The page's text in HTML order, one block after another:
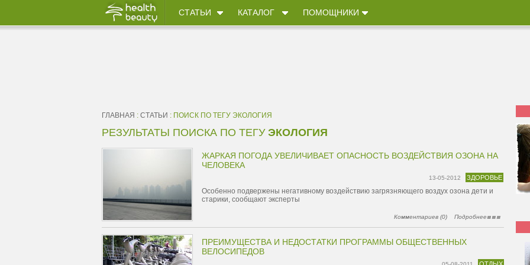
СТАТЬИ КАТАЛОГ ПОМОЩНИКИ
ГЛАВНАЯ : СТАТЬИ : ПОИСК ПО ТЕГУ ЭКОЛОГИЯ
РЕЗУЛЬТАТЫ ПОИСКА ПО ТЕГУ ЭКОЛОГИЯ
ЖАРКАЯ ПОГОДА УВЕЛИЧИВАЕТ ОПАСНОСТЬ ВОЗДЕЙСТВИЯ ОЗОНА НА
ЧЕЛОВЕКА
ЗДОРОВЬЕ
13-05-2012
Особенно подвержены негативному воздействию загрязняющего воздух озона дети и
старики, сообщают эксперты
Комментариев (0) Подробнее
ПРЕИМУЩЕСТВА И НЕДОСТАТКИ ПРОГРАММЫ ОБЩЕСТВЕННЫХ
ВЕЛОСИПЕДОВ